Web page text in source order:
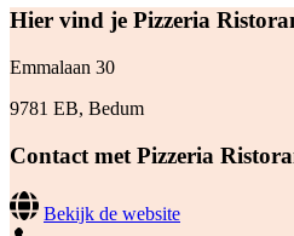
Hier vind je Pizzeria
Emmalaan 30
9781 EB, Bedum
Contact met Pizzeria
Bekijk de website